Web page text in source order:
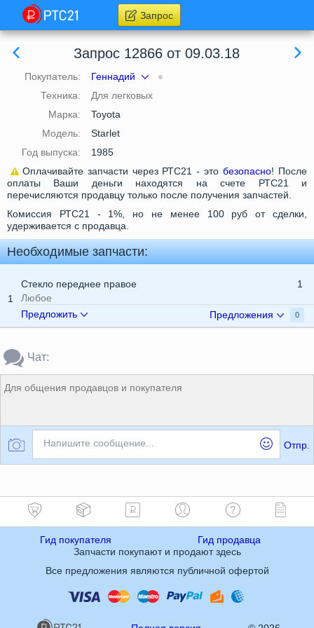
Запрос
Запрос 12866 от 09.03.18
Покупатель:
Геннадий
Техника:
Для легковых
Марка:
Toyota
Модель:
Starlet
Год выпуска:
1985
Оплачивайте запчасти через РТС21 - это безопасно! После
оплаты Ваши деньги находятся на счете РТС21 и
перечисляются продавцу только после получения запчастей.
Комиссия РТС21 - 1%, но не менее 100 руб от сделки,
удерживается с продавца.
Необходимые запчасти:
1
Стекло переднее правое
1
Любое
Предложить
Предложения 0
Чат:
Для общения продавцов и покупателя
Напишите сообщение... Отпр.
Гид покупателя
Гид продавца
Запчасти покупают и продают здесь
Все предложения являются публичной офертой